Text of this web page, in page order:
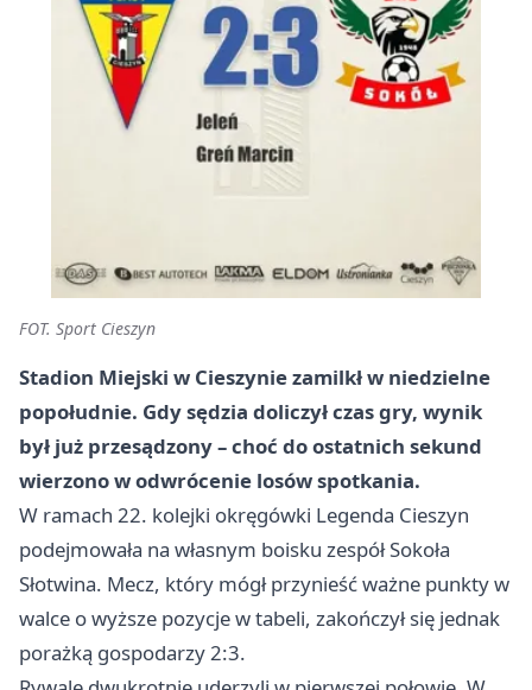
FOT. Sport Cieszyn
Stadion Miejski w Cieszynie zamilkł w niedzielne
popołudnie. Gdy sędzia doliczył czas gry, wynik
był już przesądzony – choć do ostatnich sekund
wierzono w odwrócenie losów spotkania.
W ramach 22. kolejki okręgówki Legenda Cieszyn
podejmowała na własnym boisku zespół Sokoła
Słotwina. Mecz, który mógł przynieść ważne punkty w
walce o wyższe pozycje w tabeli, zakończył się jednak
porażką gospodarzy 2:3.